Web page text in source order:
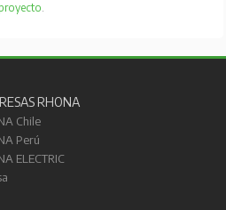
proyecto.
RHONA
Chile
Perú
ELECTRIC